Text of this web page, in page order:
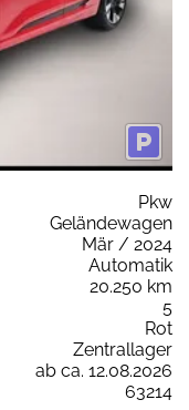
Pkw
Geländewagen
Mär / 2024
Automatik
20.250 km
5
Rot
Zentrallager
ab ca. 12.08.2026
63214